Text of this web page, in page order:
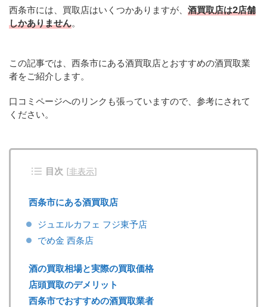
西条市には、買取店はいくつかありますが、 酒買取店は2店舗
しかありません。
この記事では、西条市にある酒買取店とおすすめの酒買取業
者をご紹介します。
口コミページへのリンクも張っていますので、参考にされて
ください。
目次 [非表示]
西条市にある酒買取店
ジュエルカフェ フジ東予店
でめ金 西条店
酒の買取相場と実際の買取価格
店頭買取のデメリット
西条市でおすすめの酒買取業者